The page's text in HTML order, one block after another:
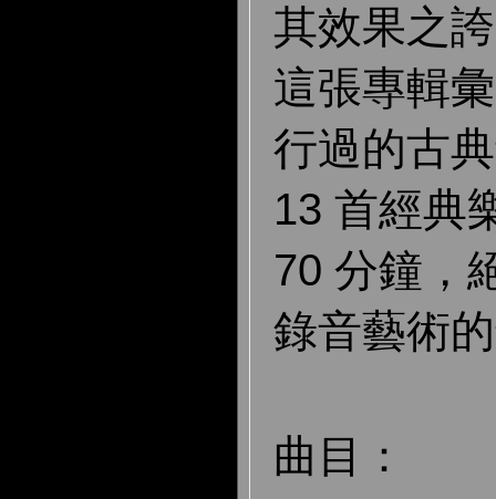
其效果之
這張專輯
行過的古
13 首經典
70 分鐘，
錄音藝術
曲目：